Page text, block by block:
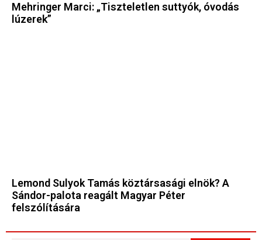
Mehringer Marci: „Tiszteletlen suttyók, óvodás
lúzerek”
Lemond Sulyok Tamás köztársasági elnök? A
Sándor-palota reagált Magyar Péter
felszólítására